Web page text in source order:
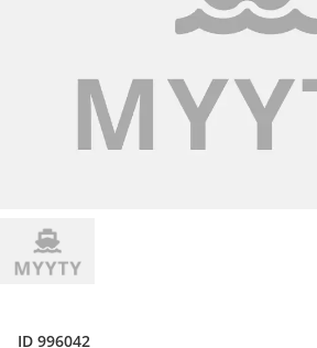
ID 996042